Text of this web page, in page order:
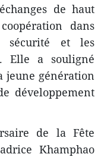
de haut
dans
sécurité et les
Elle a souligné
jeune génération
développement
de la Fête
Khamphao